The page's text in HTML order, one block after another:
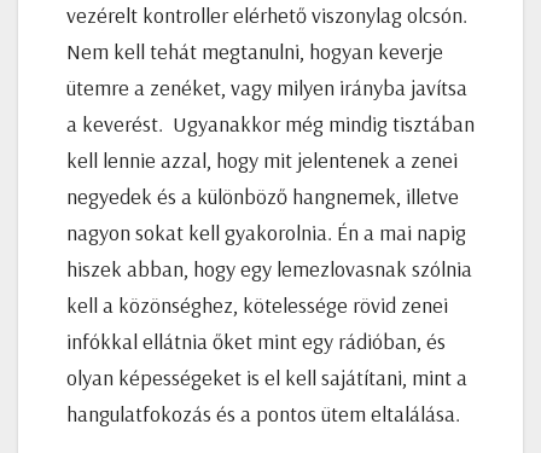
vezérelt kontroller elérhető viszonylag olcsón.
Nem kell tehát megtanulni, hogyan keverje
ütemre a zenéket, vagy milyen irányba javítsa
a keverést. Ugyanakkor még mindig tisztában
kell lennie azzal, hogy mit jelentenek a zenei
negyedek és a különböző hangnemek, illetve
nagyon sokat kell gyakorolnia. Én a mai napig
hiszek abban, hogy egy lemezlovasnak szólnia
kell a közönséghez, kötelessége rövid zenei
infókkal ellátnia őket mint egy rádióban, és
olyan képességeket is el kell sajátítani, mint a
hangulatfokozás és a pontos ütem eltalálása.